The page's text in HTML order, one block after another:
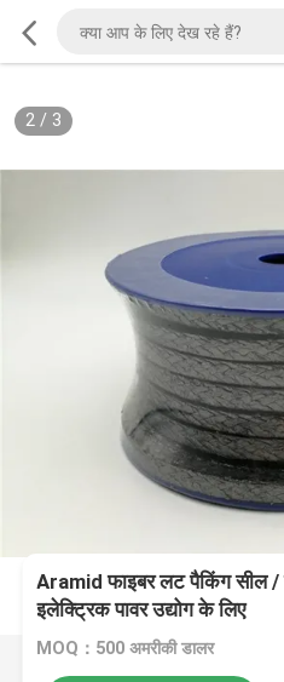
2/ 3
Aramid फाइबर लट पैकिंग सील /
इलेक्ट्रिक पावर उद्योग के लिए
MOQ：500 अमरीकी डालर